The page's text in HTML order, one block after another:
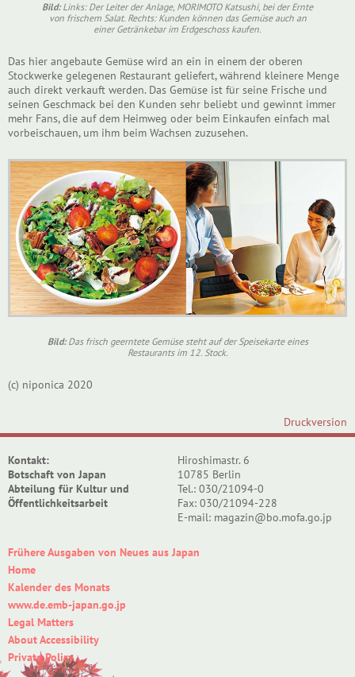
Bild:Links: Der Leiter der Anlage, MORIMOTO Katsushi, bei der Ernte
von frischem Salat. Rechts: Kunden können das Gemüse auch an
einer Getränkebar im Erdgeschoss kaufen.
Das hier angebaute Gemüse wird an ein in einem der oberen
Stockwerke gelegenen Restaurant geliefert, während kleinere Menge
auch direkt verkauft werden. Das Gemüse ist für seine Frische und
seinen Geschmack bei den Kunden sehr beliebt und gewinnt immer
mehr Fans, die auf dem Heimweg oder beim Einkaufen einfach mal
vorbeischauen, um ihm beim Wachsen zuzusehen.
Bild:Das frisch geerntete Gemüse steht auf der Speisekarte eines
Restaurants im 12. Stock.
(c) niponica 2020
Druckversion
Kontakt:
Botschaft von Japan
Abteilung für Kultur und
Öffentlichkeitsarbeit
Hiroshimastr. 6
10785 Berlin
Tel.: 030/21094-0
Fax: 030/21094-228
E-mail: magazin@bo.mofa.go.jp
Frühere Ausgaben von Neues aus Japan
Home
Kalender des Monats
www.de.emb-japan.go.jp
Legal Matters
About Accessibility
Private Policy